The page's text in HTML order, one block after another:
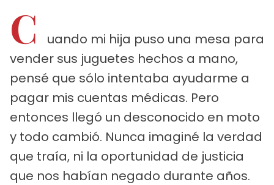
C
uando mi hija puso una mesa para
vender sus juguetes hechos a mano,
pensé que sólo intentaba ayudarme a
pagar mis cuentas médicas. Pero
entonces llegó un desconocido en moto
y todo cambió. Nunca imaginé la verdad
que traía, ni la oportunidad de justicia
que nos habían negado durante años.